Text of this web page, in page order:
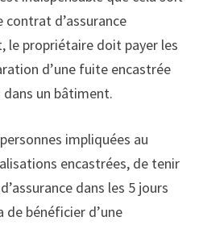
d’assurance
le propriétaire doit payer les
d’une fuite encastrée
un bâtiment.
impliquées au
encastrées, de tenir
dans les 5 jours
bénéficier d’une